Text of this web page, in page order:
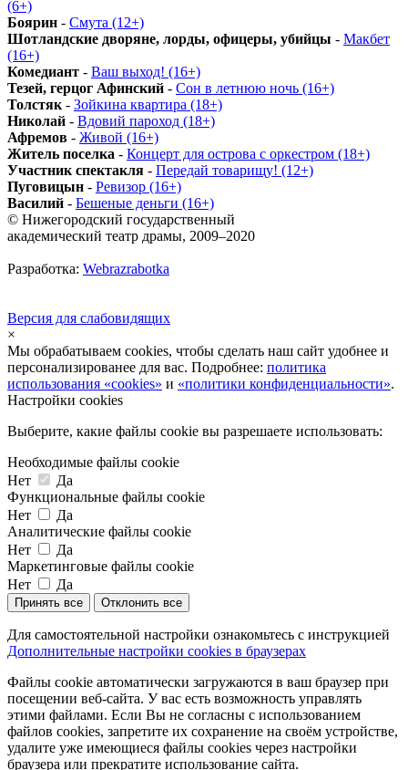
(6+)
Боярин - Смута (12+)
Шотландские дворяне, лорды, офицеры, убийцы - Макбет
(16+)
Комедиант - Ваш выход! (16+)
Тезей, герцог Афинский - Сон в летнюю ночь (16+)
Толстяк - Зойкина квартира (18+)
Николай - Вдовий пароход (18+)
Афремов - Живой (16+)
Житель поселка - Концерт для острова с оркестром (18+)
Участник спектакля - Передай товарищу! (12+)
Пуговицын - Ревизор (16+)
Василий - Бешеные деньги (16+)
© Нижегородский государственный
академический театр драмы, 2009–2020
Разработка: Webrazrabotka
Версия для слабовидящих
×
Мы обрабатываем cookies, чтобы сделать наш сайт удобнее и
персонализированее для вас. Подробнее: политика
использования «cookies» и «политики конфиденциальности».
Настройки cookies
Выберите, какие файлы cookie вы разрешаете использовать:
Необходимые файлы cookie
Нет
Да
Функциональные файлы cookie
Нет
Да
Аналитические файлы cookie
Нет
Да
Маркетинговые файлы cookie
Нет
Да
Принять все Отклонить все
Для самостоятельной настройки ознакомьтесь с инструкцией
Дополнительные настройки cookies в браузерах
Файлы cookie автоматически загружаются в ваш браузер при
посещении веб-сайта. У вас есть возможность управлять
этими файлами. Если Вы не согласны с использованием
файлов cookies, запретите их сохранение на своём устройстве,
удалите уже имеющиеся файлы cookies через настройки
браузера или прекратите использование сайта.